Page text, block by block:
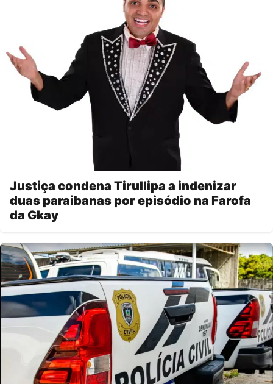
Justiça condena Tirullipa a indenizar
duas paraibanas por episódio na Farofa
da Gkay